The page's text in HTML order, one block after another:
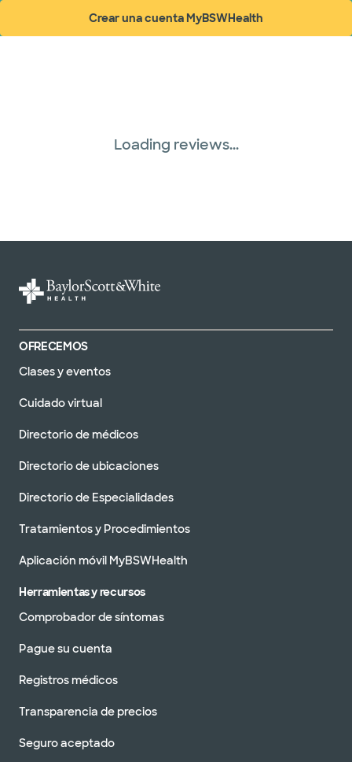
Crear una cuenta MyBSWHealth
(abre en ventana nueva)
Loading reviews...
OFRECEMOS
Clases y eventos
Cuidado virtual
Directorio de médicos
Directorio de ubicaciones
Directorio de Especialidades
Tratamientos y Procedimientos
Aplicación móvil MyBSWHealth
Herramientas y recursos
Comprobador de síntomas
Pague su cuenta
Registros médicos
Transparencia de precios
Seguro aceptado